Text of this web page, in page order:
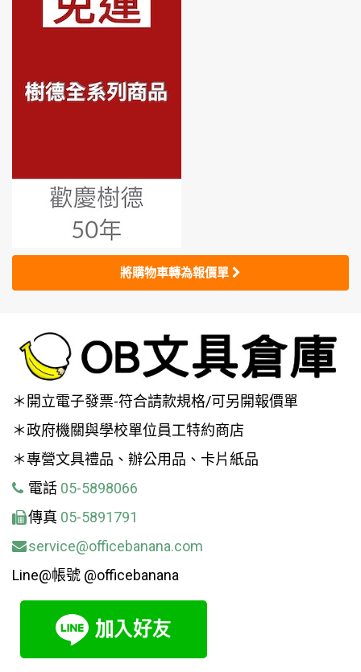
將購物車轉為報價單
＊開立電子發票-符合請款規格/可另開報價單
＊政府機關與學校單位員工特約商店
＊專營文具禮品、辦公用品、卡片紙品
電話 05-5898066
傳真 05-5891791
service@officebanana.com
Line@帳號 @officebanana